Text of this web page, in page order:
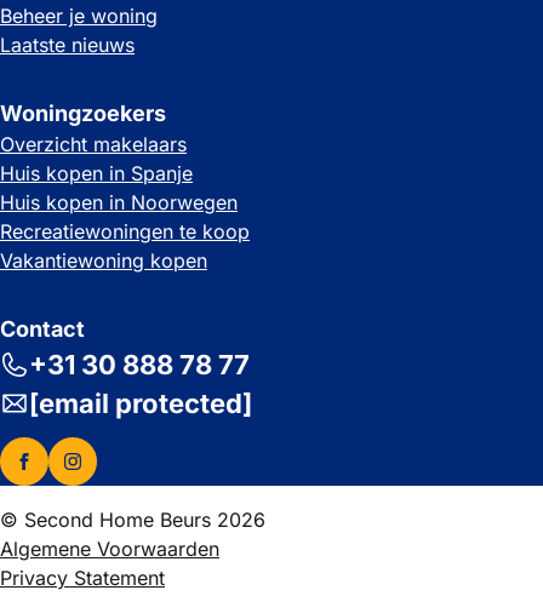
Beheer je woning
Laatste nieuws
Woningzoekers
Overzicht makelaars
Huis kopen in Spanje
Huis kopen in Noorwegen
Recreatiewoningen te koop
Vakantiewoning kopen
Contact
+31 30 888 78 77
[email protected]
© Second Home Beurs 2026
Algemene Voorwaarden
Privacy Statement